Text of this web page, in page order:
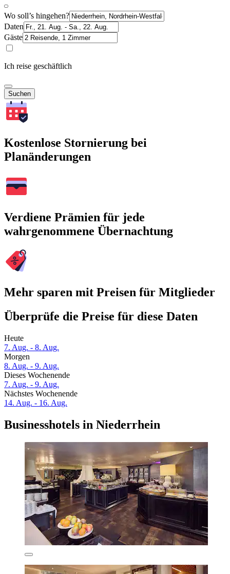
Wo soll’s hingehen?
Daten
Gäste
Ich reise geschäftlich
Suchen
Kostenlose Stornierung bei
Planänderungen
Verdiene Prämien für jede
wahrgenommene Übernachtung
Mehr sparen mit Preisen für Mitglieder
Überprüfe die Preise für diese Daten
Heute
7. Aug. - 8. Aug.
Morgen
8. Aug. - 9. Aug.
Dieses Wochenende
7. Aug. - 9. Aug.
Nächstes Wochenende
14. Aug. - 16. Aug.
Businesshotels in Niederrhein